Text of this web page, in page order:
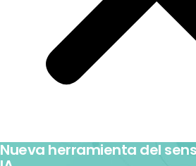
Nueva herramienta del